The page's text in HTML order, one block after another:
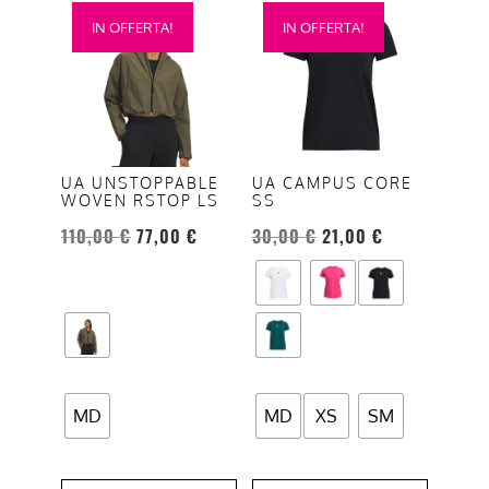
IN OFFERTA!
UA UNSTOPPABLE
WOVEN RSTOP LS
110,00€ 77,00 €
MD
Questo
prodotto
varianti.
opzioni
possono
essere
pagina
del
IN OFFERTA!
UA CAMPUS CORE
SS
30,00€ 21,00 €
MD XS SM
Questo
prodotto
varianti.
opzioni
possono
essere
scelte
pagina
del